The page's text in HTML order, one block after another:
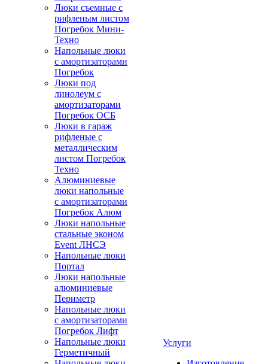
Люки съемные с
рифленым листом
Погребок Мини-
Техно
Напольные люки
с амортизаторами
Погребок
Люки под
линолеум с
амортизаторами
Погребок ОСБ
Люки в гараж
рифленые с
металлическим
листом Погребок
Техно
Алюминиевые
люки напольные
с амортизаторами
Погребок Алюм
Люки напольные
стальные эконом
Event ЛНСЭ
Напольные люки
Портал
Люки напольные
алюминиевые
Периметр
Напольные люки
с амортизаторами
Погребок Лифт
Напольные люки
Герметичный
Услуги